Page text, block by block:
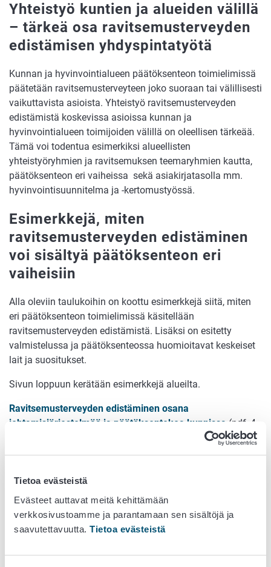
Tietoa evästeistä
Evästeet auttavat meitä kehittämään
verkkosivustoamme ja parantamaan sen sisältöjä ja
saavutettavuutta. Tietoa evästeistä
Yhteistyö kuntien ja alueiden välillä
– tärkeä osa ravitsemusterveyden
edistämisen yhdyspintatyötä
Kunnan ja hyvinvointialueen päätöksenteon toimielimissä
päätetään ravitsemusterveyteen joko suoraan tai välillisesti
vaikuttavista asioista. Yhteistyö ravitsemusterveyden
edistämistä koskevissa asioissa kunnan ja
hyvinvointialueen toimijoiden välillä on oleellisen tärkeää.
Tämä voi todentua esimerkiksi alueellisten
yhteistyöryhmien ja ravitsemuksen teemaryhmien kautta,
päätöksenteon eri vaiheissa sekä asiakirjatasolla mm.
hyvinvointisuunnitelma ja -kertomustyössä.
Esimerkkejä, miten
ravitsemusterveyden edistäminen
voi sisältyä päätöksenteon eri
vaiheisiin
Alla oleviin taulukoihin on koottu esimerkkejä siitä, miten
eri päätöksenteon toimielimissä käsitellään
ravitsemusterveyden edistämistä. Lisäksi on esitetty
valmistelussa ja päätöksenteossa huomioitavat keskeiset
lait ja suositukset.
Sivun loppuun kerätään esimerkkejä alueilta.
Ravitsemusterveyden edistäminen osana
johtamisjärjestelmää ja päätöksentekoa kunnissa (pdf, 4